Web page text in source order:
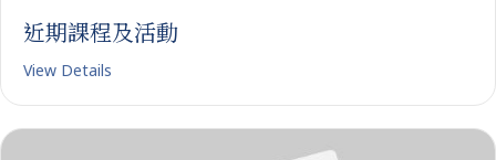
近期課程及活動
View Details